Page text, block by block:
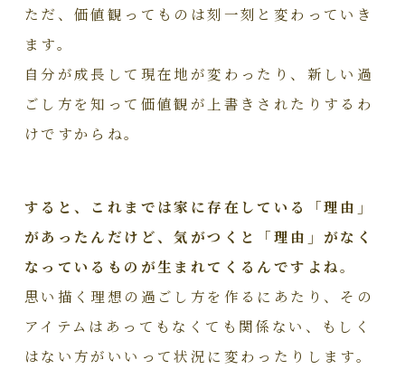
ただ、価値観ってものは刻一刻と変わっていき
ます。
自分が成長して現在地が変わったり、新しい過
ごし方を知って価値観が上書きされたりするわ
けですからね。
すると、これまでは家に存在している「理由」
があったんだけど、気がつくと「理由」がなく
なっているものが生まれてくるんですよね。
思い描く理想の過ごし方を作るにあたり、その
アイテムはあってもなくても関係ない、もしく
はない方がいいって状況に変わったりします。